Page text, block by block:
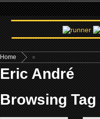
Home »
Eric André
Browsing